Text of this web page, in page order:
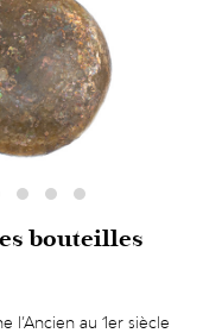
bouteilles
l’Ancien au 1er siècle